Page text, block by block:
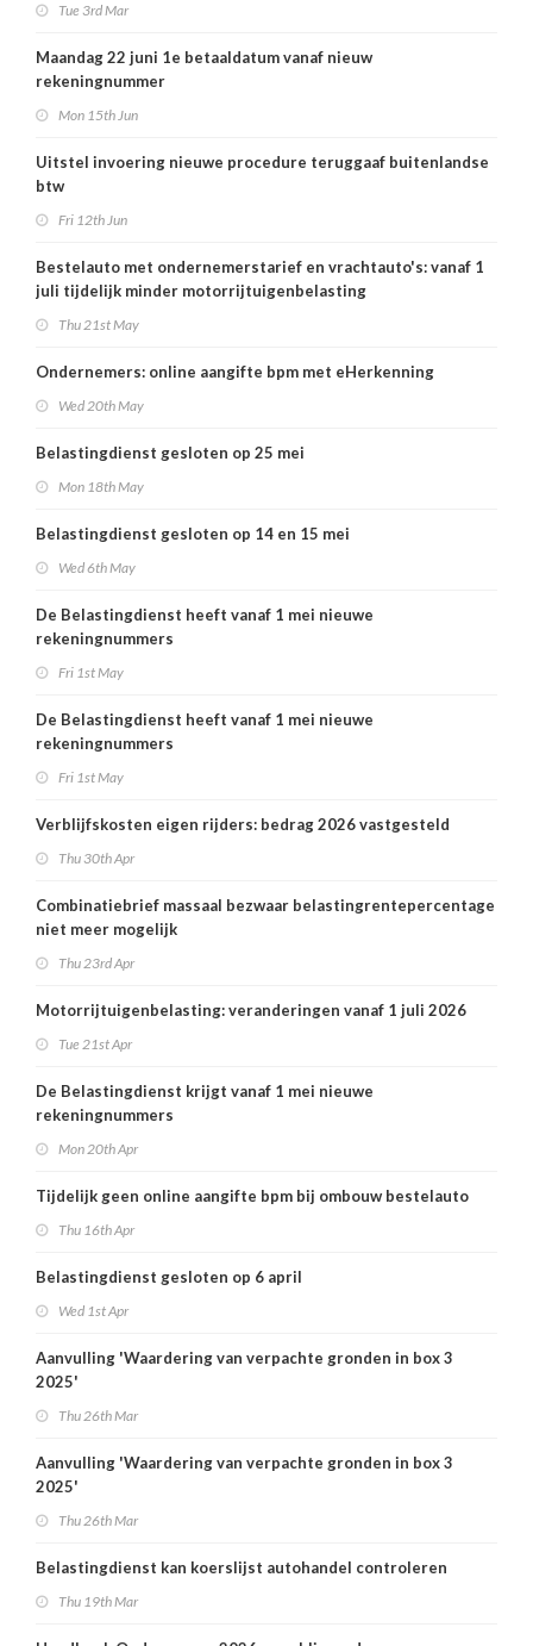
Tue 3rd Mar
Maandag 22 juni 1e betaaldatum vanaf nieuw
rekeningnummer
Mon 15th Jun
Uitstel invoering nieuwe procedure teruggaaf buitenlandse
btw
Fri 12th Jun
Bestelauto met ondernemerstarief en vrachtauto's: vanaf 1
juli tijdelijk minder motorrijtuigenbelasting
Thu 21st May
Ondernemers: online aangifte bpm met eHerkenning
Wed 20th May
Belastingdienst gesloten op 25 mei
Mon 18th May
Belastingdienst gesloten op 14 en 15 mei
Wed 6th May
De Belastingdienst heeft vanaf 1 mei nieuwe
rekeningnummers
Fri 1st May
De Belastingdienst heeft vanaf 1 mei nieuwe
rekeningnummers
Fri 1st May
Verblijfskosten eigen rijders: bedrag 2026 vastgesteld
Thu 30th Apr
Combinatiebrief massaal bezwaar belastingrentepercentage
niet meer mogelijk
Thu 23rd Apr
Motorrijtuigenbelasting: veranderingen vanaf 1 juli 2026
Tue 21st Apr
De Belastingdienst krijgt vanaf 1 mei nieuwe
rekeningnummers
Mon 20th Apr
Tijdelijk geen online aangifte bpm bij ombouw bestelauto
Thu 16th Apr
Belastingdienst gesloten op 6 april
Wed 1st Apr
Aanvulling 'Waardering van verpachte gronden in box 3
2025'
Thu 26th Mar
Aanvulling 'Waardering van verpachte gronden in box 3
2025'
Thu 26th Mar
Belastingdienst kan koerslijst autohandel controleren
Thu 19th Mar